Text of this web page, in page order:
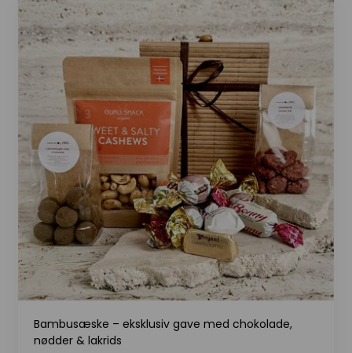
Bambusæske – eksklusiv gave med chokolade,
nødder & lakrids